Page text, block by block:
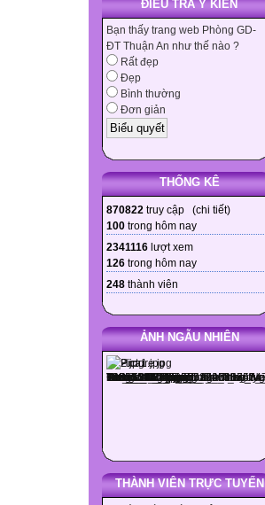
ĐIỀU TRA Ý KIẾN
Bạn thấy trang web Phòng GD-
ĐT Thuận An như thế nào ?
Rất đẹp
Đẹp
Bình thường
Đơn giản
THỐNG KÊ
870822 truy cập (chi tiết)
100 trong hôm nay
2341116 lượt xem
126 trong hôm nay
248 thành viên
ẢNH NGẪU NHIÊN
THÀNH VIÊN TRỰC TUYẾN